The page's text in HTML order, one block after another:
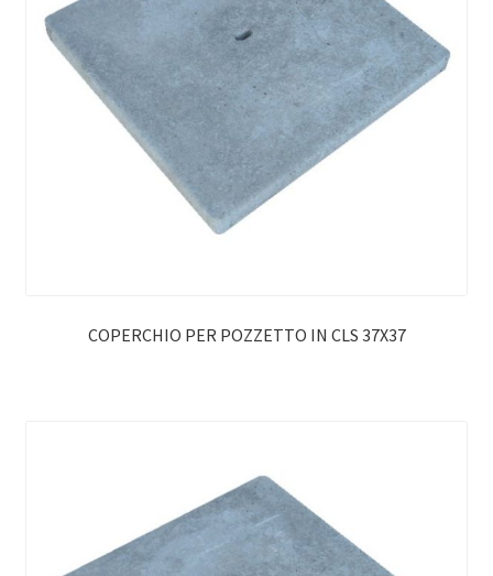
COPERCHIO PER POZZETTO IN CLS 37X37